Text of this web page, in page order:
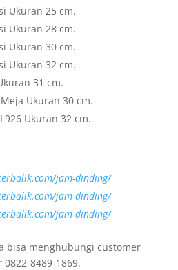
Ukuran 25 cm.
Ukuran 28 cm.
Ukuran 30 cm.
Ukuran 32 cm.
31 cm.
Ukuran 30 cm.
Ukuran 32 cm.
jam-dinding/
jam-dinding/
jam-dinding/
bisa menghubungi customer
8489-1869.